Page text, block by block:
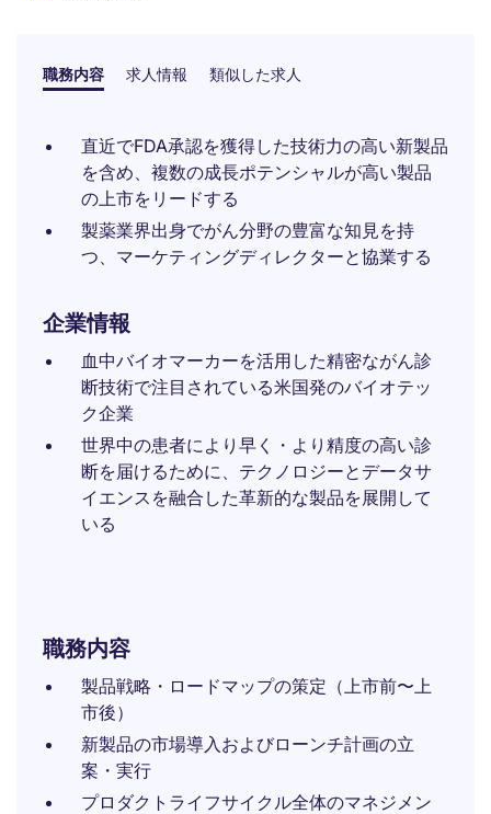
職務内容 求人情報 類似した求人
直近でFDA承認を獲得した技術力の高い新製品
を含め、複数の成長ポテンシャルが高い製品
の上市をリードする
製薬業界出身でがん分野の豊富な知見を持
つ、マーケティングディレクターと協業する​
企業情報
血中バイオマーカーを活用した精密ながん診
断技術で注目されている米国発のバイオテッ
ク企業
世界中の患者により早く・より精度の高い診
断を届けるために、テクノロジーとデータサ
イエンスを融合した革新的な製品を展開して
いる
職務内容
製品戦略・ロードマップの策定（上市前〜上
市後）
新製品の市場導入およびローンチ計画の立
案・実行
プロダクトライフサイクル全体のマネジメン